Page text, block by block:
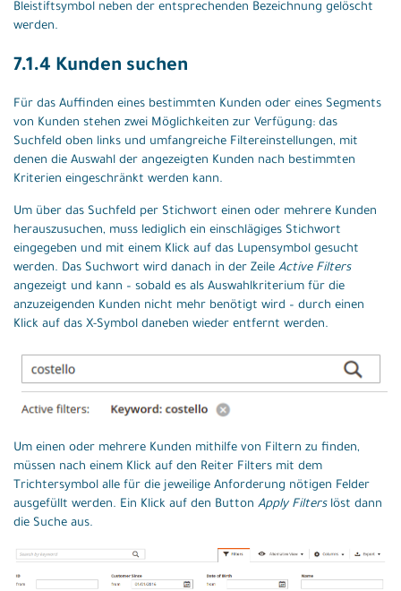
Bleistiftsymbol neben der entsprechenden Bezeichnung gelöscht
werden.
7.1.4 Kunden suchen
Für das Auffinden eines bestimmten Kunden oder eines Segments
von Kunden stehen zwei Möglichkeiten zur Verfügung: das
Suchfeld oben links und umfangreiche Filtereinstellungen, mit
denen die Auswahl der angezeigten Kunden nach bestimmten
Kriterien eingeschränkt werden kann.
Um über das Suchfeld per Stichwort einen oder mehrere Kunden
herauszusuchen, muss lediglich ein einschlägiges Stichwort
eingegeben und mit einem Klick auf das Lupensymbol gesucht
werden. Das Suchwort wird danach in der Zeile Active Filters
angezeigt und kann – sobald es als Auswahlkriterium für die
anzuzeigenden Kunden nicht mehr benötigt wird – durch einen
Klick auf das X-Symbol daneben wieder entfernt werden.
Um einen oder mehrere Kunden mithilfe von Filtern zu finden,
müssen nach einem Klick auf den Reiter Filters mit dem
Trichtersymbol alle für die jeweilige Anforderung nötigen Felder
ausgefüllt werden. Ein Klick auf den Button Apply Filterslöst dann
die Suche aus.